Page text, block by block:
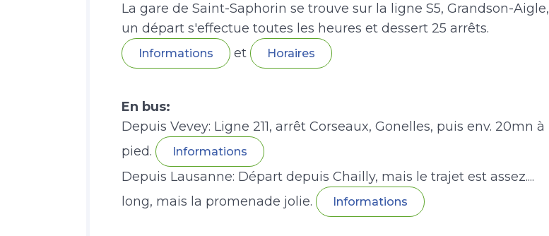
La gare de Saint-Saphorin se trouve sur la ligne S5, Grandson-Aigle,
un départ s'effectue toutes les heures et dessert 25 arrêts.
Informations et Horaires
En bus:
Depuis Vevey: Ligne 211, arrêt Corseaux, Gonelles, puis env. 20mn à
pied.
Informations
Depuis Lausanne: Départ depuis Chailly, mais le trajet est assez....
long, mais la promenade jolie.
Informations